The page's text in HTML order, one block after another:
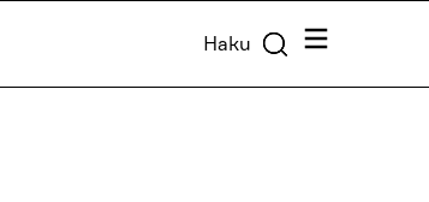
Haku Valikko